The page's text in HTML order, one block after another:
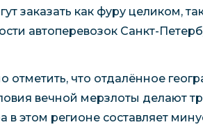
заказать как фуру целиком,
автоперевозок Санкт-
отметить, что отдалённое
вечной мерзлоты делают
в этом регионе составляет